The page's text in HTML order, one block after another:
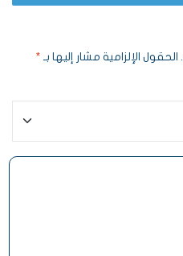
الحقول الإلزامية مشار إليها بـ *